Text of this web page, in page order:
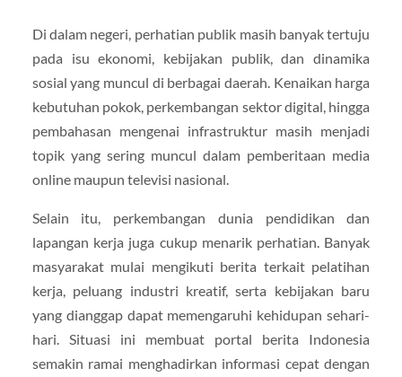
Di dalam negeri, perhatian publik masih banyak tertuju
pada isu ekonomi, kebijakan publik, dan dinamika
sosial yang muncul di berbagai daerah. Kenaikan harga
kebutuhan pokok, perkembangan sektor digital, hingga
pembahasan mengenai infrastruktur masih menjadi
topik yang sering muncul dalam pemberitaan media
online maupun televisi nasional.
Selain itu, perkembangan dunia pendidikan dan
lapangan kerja juga cukup menarik perhatian. Banyak
masyarakat mulai mengikuti berita terkait pelatihan
kerja, peluang industri kreatif, serta kebijakan baru
yang dianggap dapat memengaruhi kehidupan sehari-
hari. Situasi ini membuat portal berita Indonesia
semakin ramai menghadirkan informasi cepat dengan